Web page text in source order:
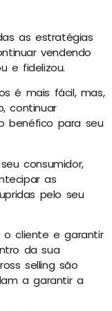
as estratégias
vendendo
e fidelizou.
é mais fácil, mas,
continuar
benéfico para seu
consumidor,
as
pelo seu
o cliente e garantir
da sua
selling são
a garantir a